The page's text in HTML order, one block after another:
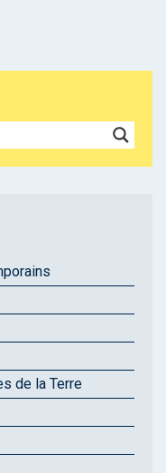
de la Terre